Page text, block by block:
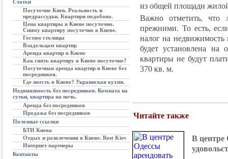
Статьи
Посуточно Киев. Реальность и
предрассудки. Квартири подобово.
Цена квартиры в Киеве посуточно.
Сниму квартиру посуточно в Киеве.
Гостям столицы
Владельцам квартир
Аренда квартир в Киеве
Как снять квартиру в Киеве посуточно?
Посуточная аренда квартир в Киеве без
посредников.
Где поесть в Киеве? Украинская кухня.
Недвижимость без посредников. Комната на
сутки, квартира на ночь.
Аренда без посредников
Продажа без посредников
Полезные ссылки
БТИ Киева
Отдых и развлечения в Киеве. Rest Kiev
Интернет партнеры
Контакты
из общей площади
Важно отметить, что
прежними. То есть,
налог на недвижимость
будет установлена
квартиры не будут
370 кв. м.
Читайте также
В центре